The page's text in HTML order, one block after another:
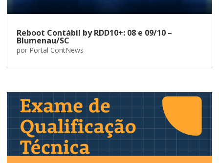
Reboot Contábil by RDD10+: 08 e 09/10 –
Blumenau/SC
por Portal ContNews